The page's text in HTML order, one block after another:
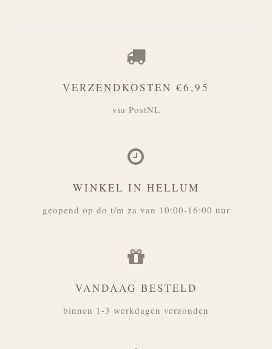
VERZENDKOSTEN €6,95
via PostNL
WINKEL IN HELLUM
geopend op do t/m za van 10:00-16:00 uur
VANDAAG BESTELD
binnen 1-3 werkdagen verzonden